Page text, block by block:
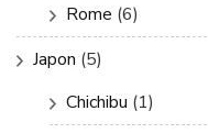
Rome (6)
Japon (5)
Chichibu (1)